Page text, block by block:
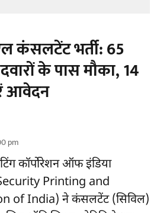
कंसलटेंट भर्ती: 65
के पास मौका, 14
आवेदन
pm
कॉर्पोरेशन ऑफ इंडिया
Printing and
of India) ने कंसलटेंट (सिविल)